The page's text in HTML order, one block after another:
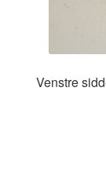
Venstre